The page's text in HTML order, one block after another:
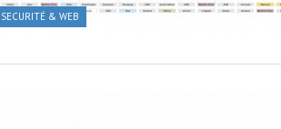
SECURITÉ & WEB